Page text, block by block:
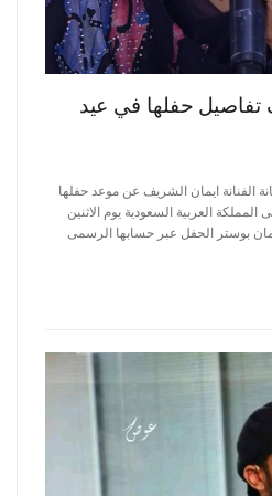
حفلها في عيد
الفنانة ايمان الشريف عن موعد حفلها
العربية السعودية يوم الاثنين
بوستر الحفل عبر حسابها الرسمى